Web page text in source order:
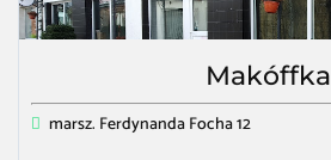
Makóffka
marsz. Ferdynanda Focha 12